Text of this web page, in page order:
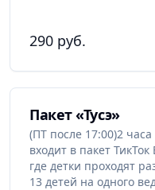
друзьям.
290 руб.
Пакет «Тусэ»
(ПТ после 17:00)2
входит в пакет
где детки проходят
13 детей на одного